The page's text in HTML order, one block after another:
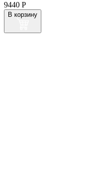
9440 Р
В корзину